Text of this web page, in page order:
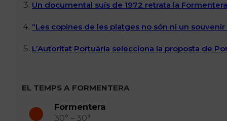
Un documental suís de 1972 retrata la
“Les copines de les platges no són ni un
L’Autoritat Portuària selecciona la proposta de
EL TEMPS A FORMENTERA
Formentera
30° – 30°